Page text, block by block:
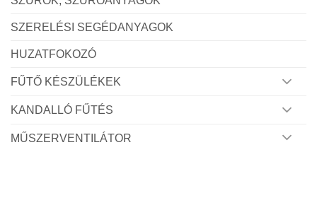
SZERELÉSI SEGÉDANYAGOK
HUZATFOKOZÓ
FŰTŐ KÉSZÜLÉKEK
KANDALLÓ FŰTÉS
MŰSZERVENTILÁTOR